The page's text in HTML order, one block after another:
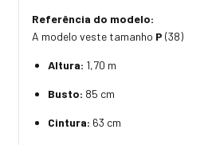
Referência do modelo:
A modelo veste tamanho P (38)
Altura: 1,70 m
Busto: 85 cm
Cintura: 63 cm